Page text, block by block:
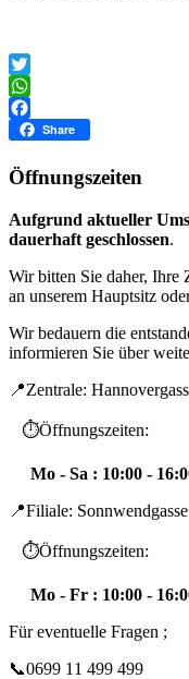
Twitter
WhatsApp
Facebook
Share
Öffnungszeiten
Aufgrund aktueller
dauerhaft geschlossen.
Wir bitten Sie daher, Ihre
an unserem Hauptsitz
Wir bedauern die
informieren Sie über
📍Zentrale:
⏱️Öffnungszeiten:
Mo - Sa : 10:00 -
📍Filiale:
⏱️Öffnungszeiten:
Mo - Fr : 10:00 -
Für eventuelle Fragen ;
📞0699 11 499 499